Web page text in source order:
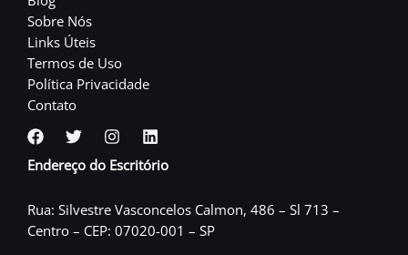
Sobre Nós
Links Úteis
Termos de Uso
Política Privacidade
Contato
Endereço do Escritório
Rua: Silvestre Vasconcelos Calmon, 486 – Sl 713 –
Centro – CEP: 07020-001 – SP